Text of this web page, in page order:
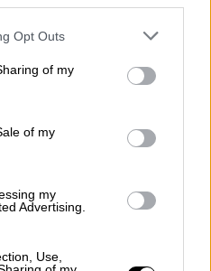
uses one or more Google
behaviour. You may click to
and its third-party tags to
purposes in below Google
Opt Outs
of my
of my
my
Advertising.
Use,